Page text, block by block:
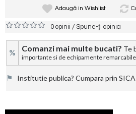
Adaugă in Wishlist
0 opinii /Spune-ţi opinia
% Comanzi mai multe bucati? Te
importante si de echipamente
⚑ Institutie publica? Cumpara prin